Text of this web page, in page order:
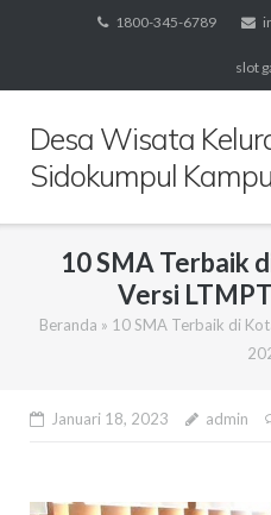
1800-345-6789
slot
Desa Wisata
Sidokumpul
10 SMA Terbaik
Versi
Beranda » 10 SMA Terbaik di
Januari 18, 2023 admin